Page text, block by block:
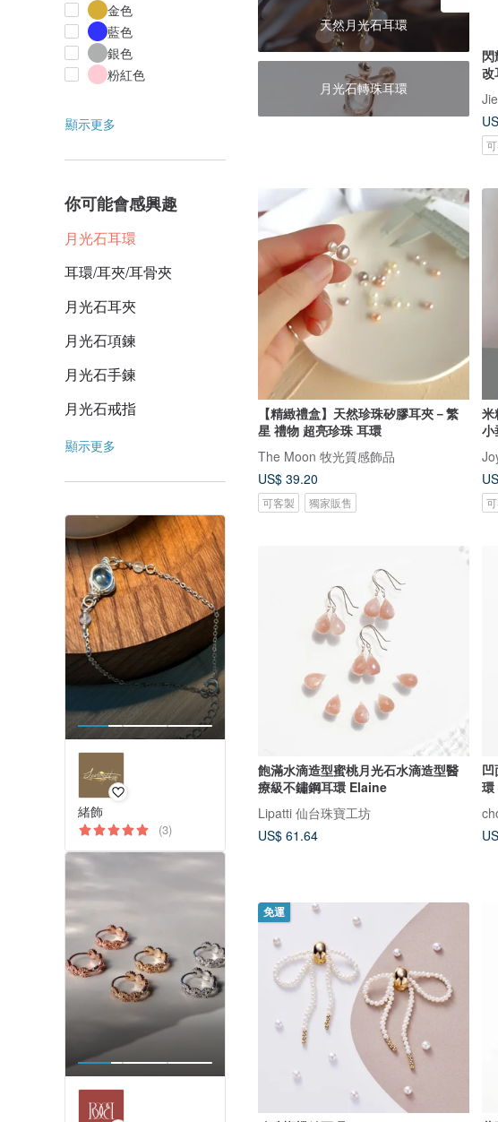
金色
藍色
銀色
粉紅色
顯示更多
你可能會感興趣
月光石耳環
耳環/耳夾/耳骨夾
月光石耳夾
月光石項鍊
月光石手鍊
月光石戒指
顯示更多
緒飾
(3)
天然月光石耳環
月光石轉珠耳環
改
【精緻禮盒】天然珍珠矽膠耳夾－繁
星 禮物 超亮珍珠 耳環
The Moon 牧光質感飾品
US$ 39.20
可客製 獨家販售
米
小
飽滿水滴造型蜜桃月光石水滴造型醫
療級不鏽鋼耳環 Elaine
Lipatti 仙台珠寶工坊
US$ 61.64
免運